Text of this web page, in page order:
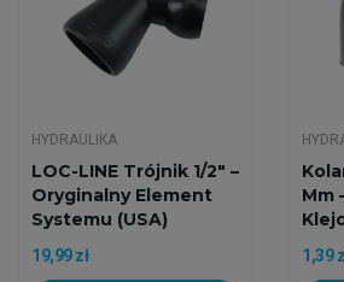
HYDRAULIKA
LOC-LINE Trójnik 1/2" –
Oryginalny Element
Systemu (USA)
19,99 zł
Mm
1,39